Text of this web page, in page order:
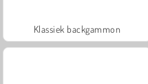
Klassiek backgammon